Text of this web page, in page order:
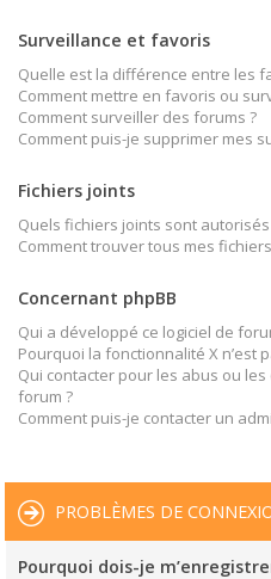
Surveillance et favoris
Quelle est la différence entre les
Comment mettre en favoris ou
Comment surveiller des forums ?
Comment puis-je supprimer mes
Fichiers joints
Quels fichiers joints sont
Comment trouver tous mes
Concernant phpBB
Qui a développé ce logiciel de
Pourquoi la fonctionnalité X n’est
Qui contacter pour les abus ou
forum ?
Comment puis-je contacter un
PROBLÈMES DE
Pourquoi dois-je